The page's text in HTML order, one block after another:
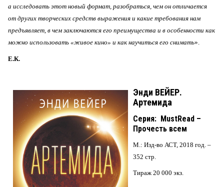
а исследовать этот новый формат, разобраться, чем он отличается
от других творческих средств выражения и какие требования нам
предъявляет, в чем заключаются его преимущества и в особенности как
можно использовать «живое кино» и как научиться его снимать».
Е.К.
Энди ВЕЙЕР.
Артемида
Серия: MustRead –
Прочесть всем
М.: Изд-во АСТ, 2018 год. –
352 стр.
Тираж 20 000 экз.